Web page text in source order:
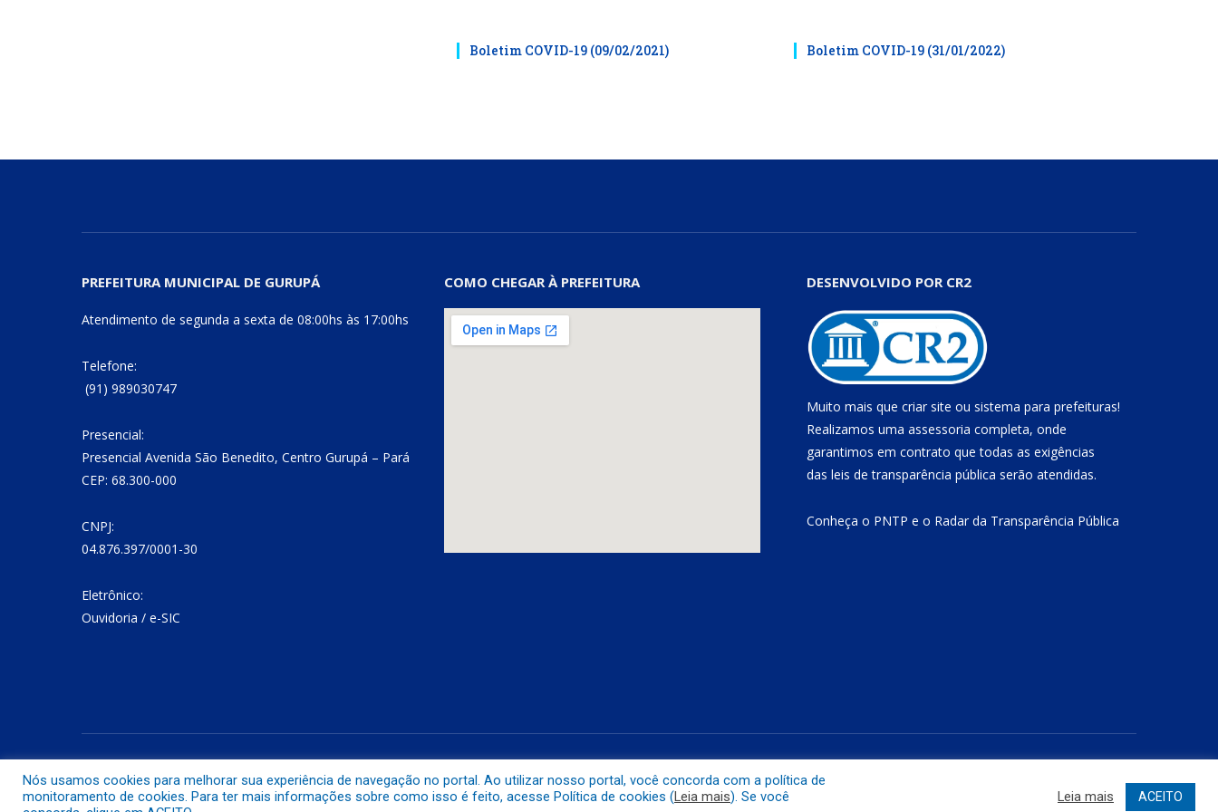
Boletim COVID-19 (09/02/2021) Boletim COVID-19 (31/01/2022)
PREFEITURA MUNICIPAL DE GURUPÁ
Atendimento de segunda a sexta de 08:00hs às 17:00hs
Telefone:
(91) 989030747
Presencial:
Presencial Avenida São Benedito, Centro Gurupá – Pará
CEP: 68.300-000
CNPJ:
04.876.397/0001-30
Eletrônico:
Ouvidoria / e-SIC
COMO CHEGAR À PREFEITURA DESENVOLVIDO POR CR2
Muito mais que criar site ou sistema para prefeituras!
Realizamos uma assessoria completa, onde
garantimos em contrato que todas as exigências
das leis de transparência pública serão atendidas.
Conheça o PNTP e o Radar da Transparência Pública
Nós usamos cookies para melhorar sua experiência de navegação no portal. Ao utilizar nosso portal, você concorda com a política de
monitoramento de cookies. Para ter mais informações sobre como isso é feito, acesse Política de cookies (Leia mais). Se você
Leia mais ACEITO